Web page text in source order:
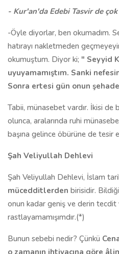
- Kur'an'da Edebi Tasvir de
-Öyle diyorlar, ben okumadım.
hatırayı nakletmeden
okumuştum. Diyor ki; " Seyyid
uyuyamamıştım. Sanki
Sonra ertesi gün onun
Tabii, münasebet vardır. İkisi de
olunca, aralarında ruhi
başına gelince öbürüne de tesir
Şah Veliyullah Dehlevi
Şah Veliyullah Dehlevi, İslam
mücedditlerden birisidir.
onun kadar geniş ve derin tecdit
rastlayamamışımdır.(*)
Bunun sebebi nedir? Çünkü
o zamanın ihtiyacına göre